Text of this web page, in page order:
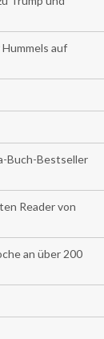
auf
Buch-Bestseller
Reader von
an über 200